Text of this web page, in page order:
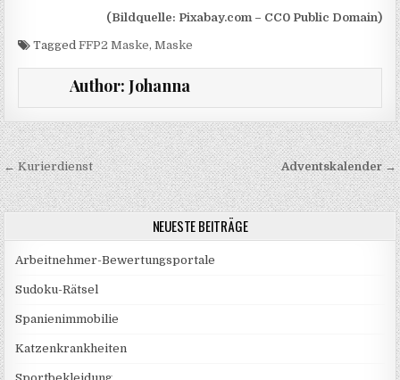
(Bildquelle: Pixabay.com – CC0 Public Domain)
TaggedFFP2 Maske,Maske
Author: Johanna
Beitragsnavigation
← Kurierdienst Adventskalender→
NEUESTE BEITRÄGE
Arbeitnehmer-Bewertungsportale
Sudoku-Rätsel
Spanienimmobilie
Katzenkrankheiten